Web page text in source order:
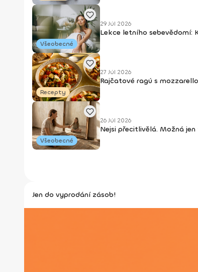
Všeobecné
29 Júl 2026
Lekce letního sebevědomí:
Recepty
27 Júl 2026
Rajčatové ragú s
Všeobecné
26 Júl 2026
Nejsi přecitlivělá. Možná
Jen do vyprodání zásob!